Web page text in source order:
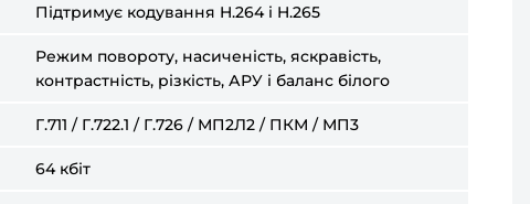
Підтримує кодування H.264 і H.265
Режим повороту, насиченість, яскравість,
контрастність, різкість, АРУ і баланс білого
Г.711 / Г.722.1 / Г.726 / МП2Л2 / ПКМ / МП3
64 кбіт